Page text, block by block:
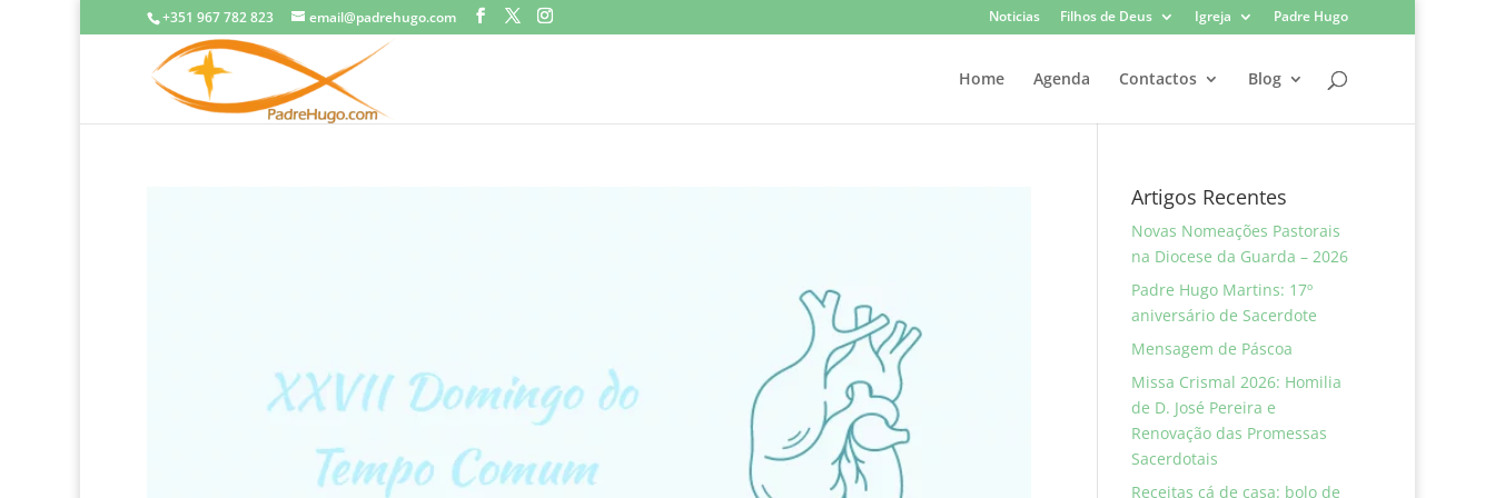
+351 967 782 823 email@padrehugo.com Noticias Filhos de Deus Igreja Padre Hugo
Home Agenda Contactos Blog
Artigos Recentes
Novas Nomeações Pastorais
na Diocese da Guarda – 2026
Padre Hugo Martins: 17º
aniversário de Sacerdote
Mensagem de Páscoa
Missa Crismal 2026: Homilia
de D. José Pereira e
Renovação das Promessas
Sacerdotais
Receitas cá de casa: bolo de